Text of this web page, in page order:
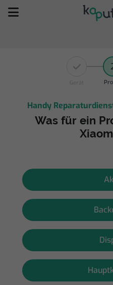
Selbst
Reparieren
Shop
Handy
Was für ein